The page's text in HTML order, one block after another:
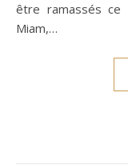
être ramassés ce
Miam,…